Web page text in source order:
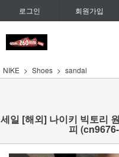
로그인 회원가입
NIKE Shoes sandal
세일 [해외] 나이키 빅토리
피